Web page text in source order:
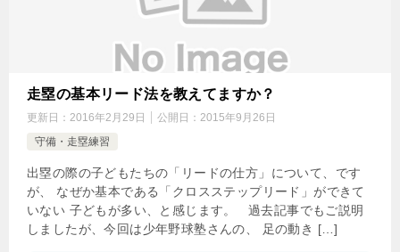
走塁の基本リード法を教えてますか？
更新日： 2016年2月29日 公開日： 2015年9月26日
守備・走塁練習
出塁の際の子どもたちの「リードの仕方」について、です
が、 なぜか基本である「クロスステップリード」ができて
いない 子どもが多い、と感じます。 過去記事でもご説明
しましたが、今回は少年野球塾さんの、 足の動き […]